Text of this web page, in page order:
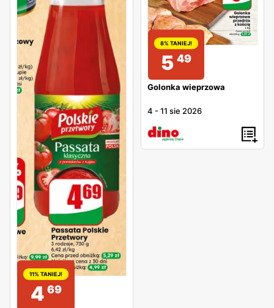
11% TANIEJ!
4 69
8% TANIEJ!
5 49
Golonka wieprzowa
4 -11 sie 2026